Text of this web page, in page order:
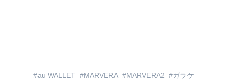
au WALLET MARVERA MARVERA2
ガラケ